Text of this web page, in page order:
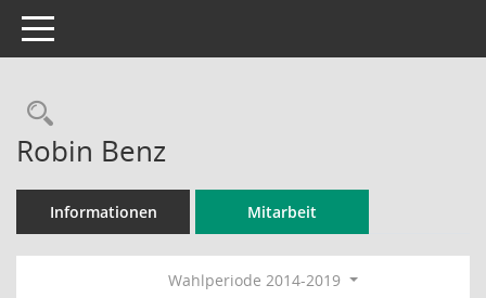
Toggle navigation
Rechercheauswahl
Robin Benz
Informationen Mitarbeit
Wahlperiode 2014-2019